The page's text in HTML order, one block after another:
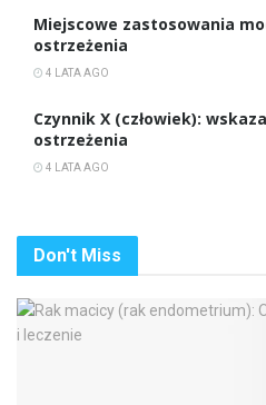
Miejscowe zastosowania
ostrzeżenia
4 LATA AGO
Czynnik X (człowiek):
ostrzeżenia
4 LATA AGO
Don't Miss